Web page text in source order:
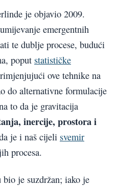
je objavio 2009.
emergentnih
te dublje procese, budući
poput statističke
ove tehnike na
do alternativne formulacije
to da je gravitacija
inercije, prostora i
je i naš cijeli svemir
procesa.
je suzdržan; iako je